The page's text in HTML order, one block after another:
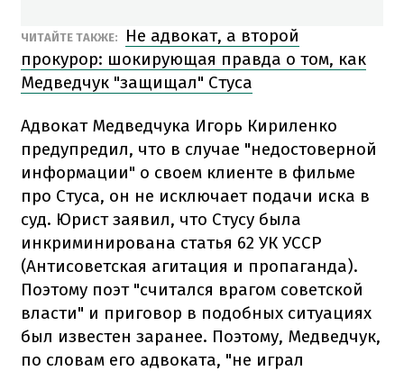
ЧИТАЙТЕ ТАКЖЕ:
Не адвокат, а второй
прокурор: шокирующая правда о том, как
Медведчук "защищал" Стуса
Адвокат Медведчука Игорь Кириленко
предупредил, что в случае "недостоверной
информации" о своем клиенте в фильме
про Стуса, он не исключает подачи иска в
суд. Юрист заявил, что Стусу была
инкриминирована статья 62 УК УССР
(Антисоветская агитация и пропаганда).
Поэтому поэт "считался врагом советской
власти" и приговор в подобных ситуациях
был известен заранее. Поэтому, Медведчук,
по словам его адвоката, "не играл